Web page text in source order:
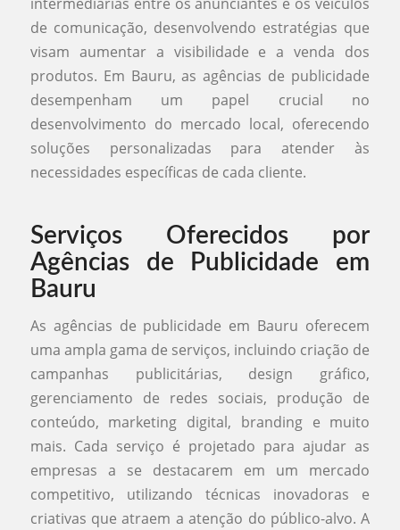
de comunicação, desenvolvendo estratégias que
visam aumentar a visibilidade e a venda dos
produtos. Em Bauru, as agências de publicidade
desempenham um papel crucial no
desenvolvimento do mercado local, oferecendo
soluções personalizadas para atender às
necessidades específicas de cada cliente.
Serviços Oferecidos por
Agências de Publicidade em
Bauru
As agências de publicidade em Bauru oferecem
uma ampla gama de serviços, incluindo criação de
campanhas publicitárias, design gráfico,
gerenciamento de redes sociais, produção de
conteúdo, marketing digital, branding e muito
mais. Cada serviço é projetado para ajudar as
empresas a se destacarem em um mercado
competitivo, utilizando técnicas inovadoras e
criativas que atraem a atenção do público-alvo. A